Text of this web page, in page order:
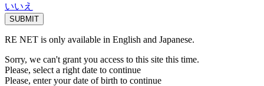
いいえ
RE NET is only available in English and Japanese.
Sorry, we can't grant you access to this site this time.
Please, select a right date to continue
Please, enter your date of birth to continue